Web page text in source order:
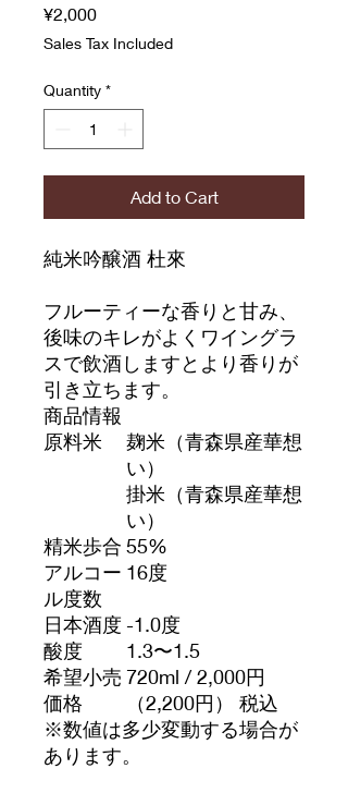
¥2,000Price
Sales Tax Included
Quantity *
Add to Cart
純米吟醸酒 杜來
フルーティーな香りと甘み、
後味のキレがよくワイングラ
スで飲酒しますとより香りが
引き立ちます。
商品情報
原料米
麹米（青森県産華想
い）
掛米（青森県産華想
い）
精米歩合 55%
アルコー
ル度数
16度
日本酒度 -1.0度
酸度
1.3〜1.5
希望小売
価格
720ml / 2,000円
（2,200円） 税込
※数値は多少変動する場合が
あります。